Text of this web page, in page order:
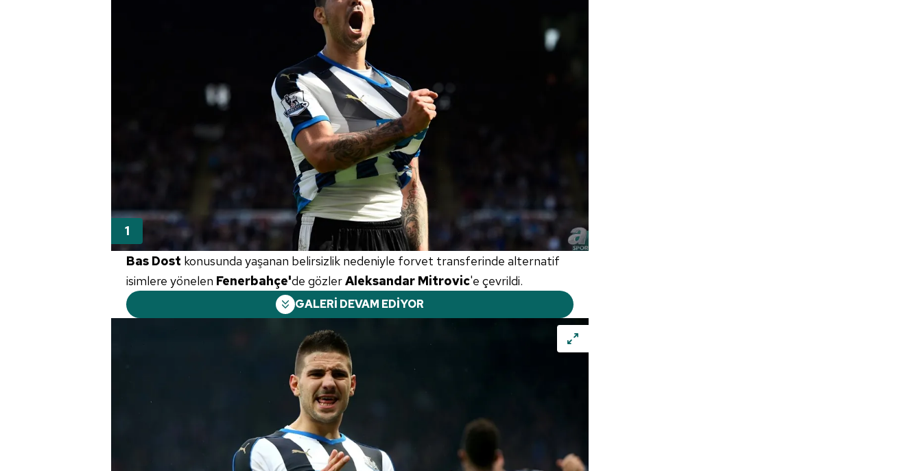
Bas Dost konusunda yaşanan belirsizlik nedeniyle forvet transferinde alternatif
isimlere yönelen Fenerbahçe'de gözlerAleksandar Mitrovic'e çevrildi.
GALERİ DEVAM EDİYOR